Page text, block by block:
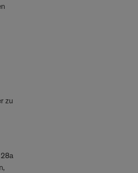
zu